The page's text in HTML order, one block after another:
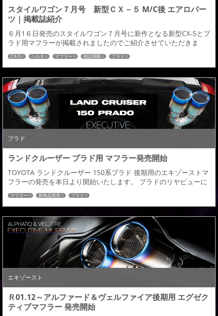
スタイルワゴン７月号 新型ＣＸ－５ M/C後 エアロパー
ツ｜掲載誌紹介
６月1６日発売のスタイルワゴン７月号に新作となる新型CX-5とプ
ラド用マフラーが掲載されましたのでご紹介させていただきま
す。 ランドクルーザー １５０プラド用 エグゼクティブマフラー
MAZDA CX-5 KFEP/KF5P/KF2P R03.10～ M/C後【発売商品】■フ
ロントハーフスポイラー 純正の「シンプルで研ぎ澄まされた美し
さ」を生かしながらもダクト＆フラップ＆リップをバランスよく
融合した...
CX-5 ベルタ マフラー 雑誌掲載 プラド
プラド
ランドクルーザー プラド用 マフラー発売開始
TOYOTA ランドクルーザー 150系プラド 後期用のエキゾーストマ
フラーの発売を本日より開始いたします。 プラドのリヤビューに
存在感をプラスする左右デュアル出しマフラー。１２０Φの大口
径テール、インナーパンチング仕様で他にない圧倒的な高級感を
与えてくれます。プラドのカスタムパーツをご検討している皆
様、どうぞ宜しくお願い致します。 TOYOTA ランドクルーザー
プラドLAND CRUISER ...
マフラー 新商品発売 プラド
エキゾースト
Ｒ01.12～アルファード＆ヴェルファイア後期用 エグゼク
ティブマフラー 発売開始